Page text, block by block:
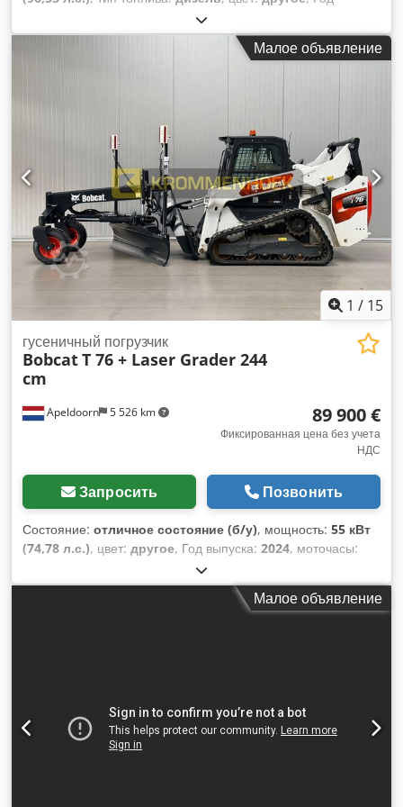
3 534 h
кондиционер, Год выпуска: 2021 Собственный вес: 5 863
кг Габариты (Д x Ш x В): 390 x 215 x 212 см Рулевое
состояние: очень хорошее = Дополнительные опции и
оборудование = - 3-й гидравлический контур - Рабочая
фара(ы) - Резиновые гусеницы - Высокий поток -
Гидравлический быстросъем - Радио = Примечания =
Трансмиссия Экологический стандарт: Stage IV / Tier IV
final Общее Страна производства: США Состояние CE-тип:
CE Дополнительная гидравлика High Flow, 2 скорости
движения, подвеска ходовой части, дополнительные
рабочие фары, гидравлический быстросъем, радио,
сиденье с пневмоподвеской, оригинальная окраска!
Cjdpsyc Nxtjfx Agdeha
Малое объявление
1 / 15
Apeldoorn 5 526 km
гусеничный погрузчик
BobcatT 76 + Laser Grader 244
cm
89 900 €
Фиксированная цена без учета
НДС
Запросить Позвонить
Состояние: отличное состояние (б/у), мощность: 55 кВт
(74,78 л.с.), цвет: другое, Год выпуска: 2024, моточасы:
кондиционер
Собственный вес: 4 898 кг Тип шасси: жесткая рама
Рулевое управление: руль Марка двигателя: Bobcat
Повышенный поток - Гидравлический быстросъем - Радио с
Bluetooth - Сигнальный маяк - Две скорости = Примечания
= Трансмиссия Этап/стандарт выбросов: Stage V / Tier IV
Малое объявление